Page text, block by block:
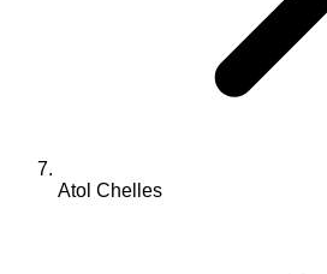
Atol Chelles